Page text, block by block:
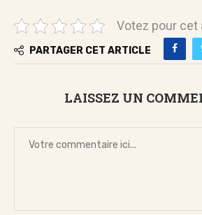
Votez pour cet
PARTAGER CET ARTICLE
LAISSEZ UN